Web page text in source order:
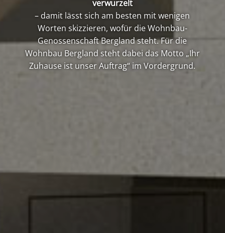
verwurzelt
– damit lässt sich am besten mit wenigen
Worten skizzieren, wofür die Wohnbau-
Genossenschaft Bergland steht. Für die
Wohnbau Bergland steht dabei das Motto „Ihr
Zuhause ist unser Auftrag“ im Vordergrund.